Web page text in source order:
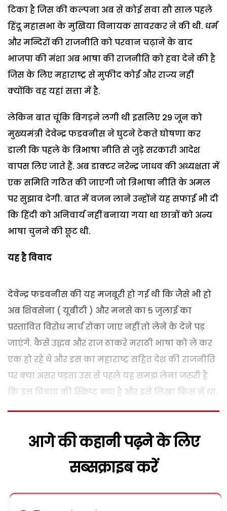
टिका है जिस की कल्पना अब से कोई सवा सौ साल पहले
हिंदू महासभा के मुखिया विनायक सावरकर ने की थी. धर्म
और मन्दिरों की राजनीति को परवान चढ़ाने के बाद
भाजपा की मंशा अब भाषा की राजनीति को हवा देने की है
जिस के लिए महाराष्ट्र से मुफीद कोई और राज्य नहीं
क्योंकि वह यहां सत्ता में है.
लेकिन बात चूंकि बिगड़ने लगी थी इसलिए 29 जून को
मुख्यमंत्री देवेन्द्र फडवनीस ने घुटने टेकते घोषणा कर
डाली कि पहले के त्रिभाषा नीति से जुड़े सरकारी आदेश
वापस लिए जाते हैं. अब डाक्टर नरेन्द्र जाधव की अध्यक्षता में
एक समिति गठित की जाएगी जो त्रिभाषा नीति के अमल
पर सुझाव देगी. बात में वजन लाने उन्होंने यह सफाई भी दी
कि हिंदी को अनिवार्य नहीं बनाया गया था छात्रों को अन्य
भाषा चुनने की छूट थी.
यह है विवाद
देवेन्द्र फडवनीस की यह मजबूरी हो गई थी कि जैसे भी हो
अब शिवसेना ( यूबीटी ) और मनसे का 5 जुलाई का
प्रस्तावित विरोध मार्च रोका जाए नहीं तो लेने के देने पड़
जाएंगे. कैसे उद्धव और राज ठाकरे मराठी भाषा को ले कर
एक हो रहे थे और इस का महाराष्ट्र सहित देश की राजनीति
पर क्या असर पड़ता उस से पहले यह समझ लेना जरुरी है
कि इस विवाद की स्क्रिप्ट क्या है और इसे लिखा किस ने था.
आगे की कहानी पढ़ने के लिए
सब्सक्राइब करें